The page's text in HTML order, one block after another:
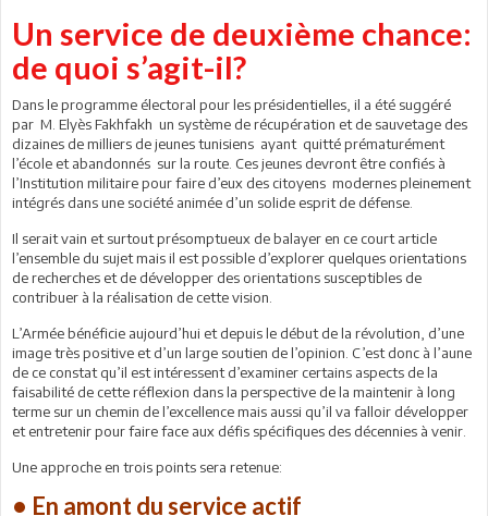
Un service de deuxième chance:
de quoi s’agit-il?
Dans le programme électoral pour les présidentielles, il a été suggéré
par M. Elyès Fakhfakh un système de récupération et de sauvetage des
dizaines de milliers de jeunes tunisiens ayant quitté prématurément
l’école et abandonnés sur la route. Ces jeunes devront être confiés à
l’Institution militaire pour faire d’eux des citoyens modernes pleinement
intégrés dans une société animée d’un solide esprit de défense.
Il serait vain et surtout présomptueux de balayer en ce court article
l’ensemble du sujet mais il est possible d’explorer quelques orientations
de recherches et de développer des orientations susceptibles de
contribuer à la réalisation de cette vision.
L’Armée bénéficie aujourd’hui et depuis le début de la révolution, d’une
image très positive et d’un large soutien de l’opinion. C’est donc à l’aune
de ce constat qu’il est intéressent d’examiner certains aspects de la
faisabilité de cette réflexion dans la perspective de la maintenir à long
terme sur un chemin de l’excellence mais aussi qu’il va falloir développer
et entretenir pour faire face aux défis spécifiques des décennies à venir.
Une approche en trois points sera retenue:
• En amont du service actif